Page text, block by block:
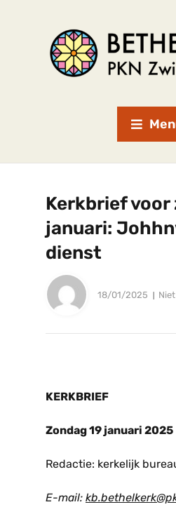
Kerkbrief voor
januari:
dienst
18/01/2025
KERKBRIEF
Zondag 19 januari 2025
Redactie: kerkelijk
E-mail: